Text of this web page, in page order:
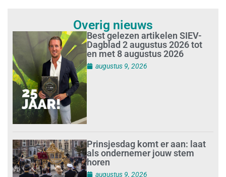
Overig nieuws
Best gelezen artikelen SIEV-
Dagblad 2 augustus 2026 tot
en met 8 augustus 2026
augustus 9, 2026
Prinsjesdag komt er aan: laat
als ondernemer jouw stem
horen
augustus 9, 2026